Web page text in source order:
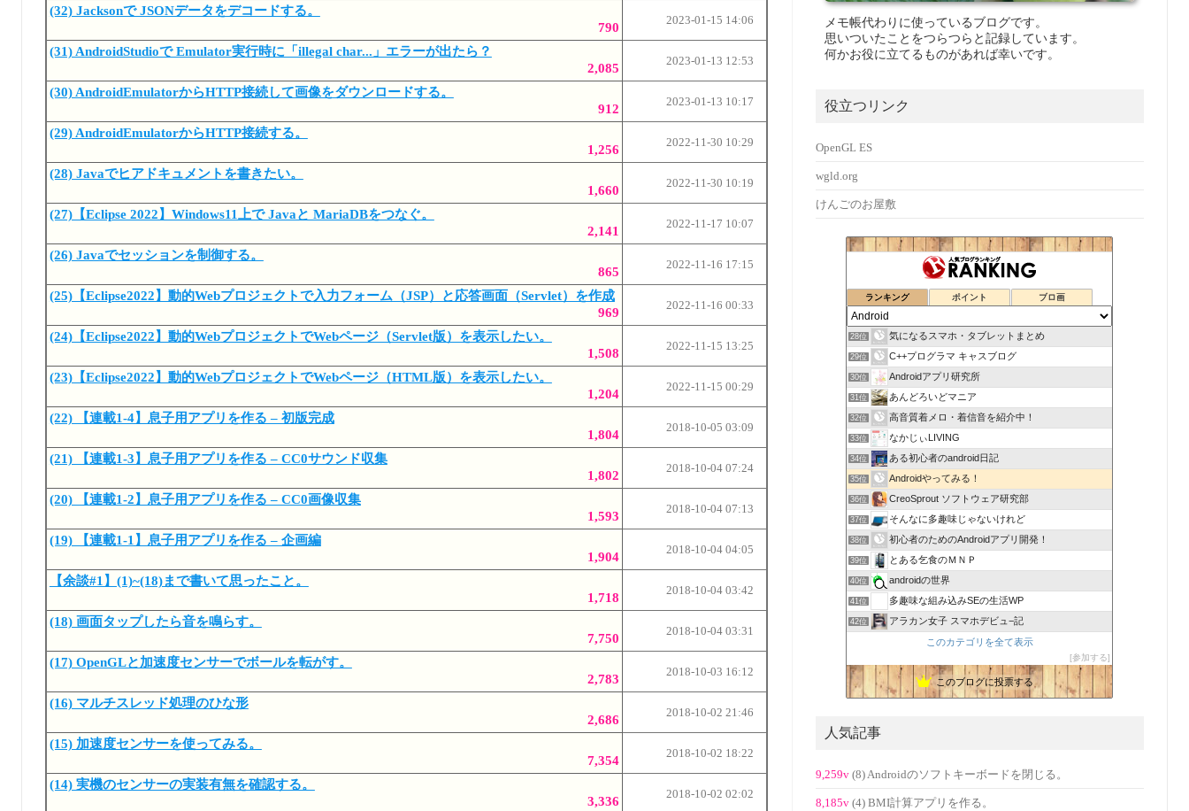
(32) Jacksonで JSONデータをデコードする。
790
2023-01-15 14:06
(31) AndroidStudioで Emulator実行時に「illegal char...」エラーが出たら？
2,085
2023-01-13 12:53
(30) AndroidEmulatorからHTTP接続して画像をダウンロードする。
912
2023-01-13 10:17
(29) AndroidEmulatorからHTTP接続する。
1,256
2022-11-30 10:29
(28) Javaでヒアドキュメントを書きたい。
1,660
2022-11-30 10:19
(27)【Eclipse 2022】Windows11上で Javaと MariaDBをつなぐ。
2,141
2022-11-17 10:07
(26) Javaでセッションを制御する。
865
2022-11-16 17:15
(25)【Eclipse2022】動的Webプロジェクトで入力フォーム（JSP）と応答画面（Servlet）を作成
969
2022-11-16 00:33
(24)【Eclipse2022】動的WebプロジェクトでWebページ（Servlet版）を表示したい。
1,508
2022-11-15 13:25
(23)【Eclipse2022】動的WebプロジェクトでWebページ（HTML版）を表示したい。
1,204
2022-11-15 00:29
(22) 【連載1-4】息子用アプリを作る – 初版完成
1,804
2018-10-05 03:09
(21) 【連載1-3】息子用アプリを作る – CC0サウンド収集
1,802
2018-10-04 07:24
(20) 【連載1-2】息子用アプリを作る – CC0画像収集
1,593
2018-10-04 07:13
(19) 【連載1-1】息子用アプリを作る – 企画編
1,904
2018-10-04 04:05
【余談#1】(1)~(18)まで書いて思ったこと。
1,718
2018-10-04 03:42
(18) 画面タップしたら音を鳴らす。
7,750
2018-10-04 03:31
(17) OpenGLと加速度センサーでボールを転がす。
2,783
2018-10-03 16:12
(16) マルチスレッド処理のひな形
2,686
2018-10-02 21:46
(15) 加速度センサーを使ってみる。
7,354
2018-10-02 18:22
(14) 実機のセンサーの実装有無を確認する。
3,336
2018-10-02 02:02
メモ帳代わりに使っているブログです。
思いついたことをつらつらと記録しています。
何かお役に立てるものがあれば幸いです。
役立つリンク
OpenGL ES
wgld.org
けんごのお屋敷
ランキング ポイント ブロ画
28位 気になるスマホ・タブレットまとめ
29位 C++プログラマ キャスブログ
30位 Androidアプリ研究所
31位 あんどろいどマニア
32位 高音質着メロ・着信音を紹介中！
33位 なかじぃLIVING
34位 ある初心者のandroid日記
35位 Androidやってみる！
36位 CreoSprout ソフトウェア研究部
37位 そんなに多趣味じゃないけれど
38位 初心者のためのAndroidアプリ開発！
39位 とある乞食のＭＮＰ
40位 androidの世界
41位 多趣味な組み込みSEの生活WP
42位 アラカン女子 スマホデビュ−記
このカテゴリを全て表示
参加する
このブログに投票する
人気記事
9,259v (8) Androidのソフトキーボードを閉じる。
8,185v (4) BMI計算アプリを作る。